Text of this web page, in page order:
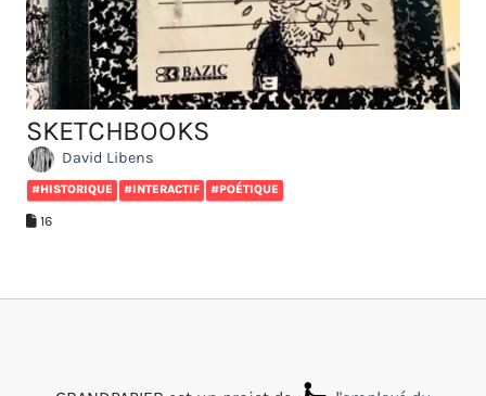
SKETCHBOOKS
David Libens
#HISTORIQUE #INTERACTIF #POÉTIQUE
16